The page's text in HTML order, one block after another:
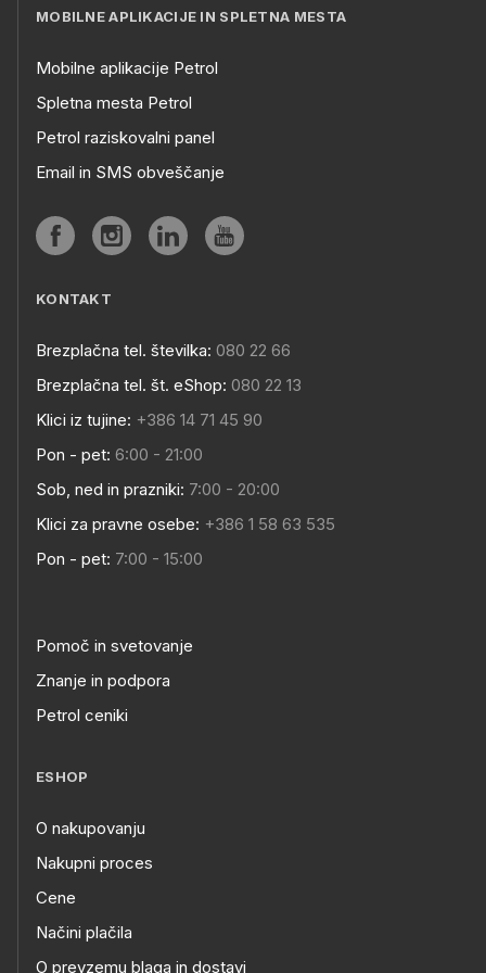
MOBILNE APLIKACIJE IN SPLETNA MESTA
Mobilne aplikacije Petrol
Spletna mesta Petrol
Petrol raziskovalni panel
Email in SMS obveščanje
KONTAKT
Brezplačna tel. številka: 080 22 66
Brezplačna tel. št. eShop: 080 22 13
Klici iz tujine: +386 14 71 45 90
Pon - pet: 6:00 - 21:00
Sob, ned in prazniki: 7:00 - 20:00
Klici za pravne osebe: +386 1 58 63 535
Pon - pet: 7:00 - 15:00
Pomoč in svetovanje
Znanje in podpora
Petrol ceniki
ESHOP
O nakupovanju
Nakupni proces
Cene
Načini plačila
O prevzemu blaga in dostavi